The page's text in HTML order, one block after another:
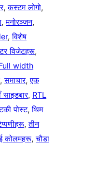
, कस्टम लोगो
, मनोरञ्जन
, विशेष
विजेटहरू
width
, समाचार, एक
साइडबार, RTL
पोस्ट, थिम
, तीन
कोलमहरू, चौडा